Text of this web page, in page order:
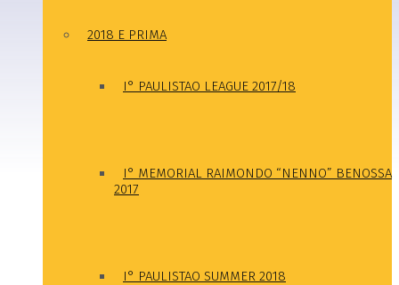
2018 E PRIMA
I° PAULISTAO LEAGUE 2017/18
I° MEMORIAL RAIMONDO “NENNO” BENOSSA
2017
I° PAULISTAO SUMMER 2018